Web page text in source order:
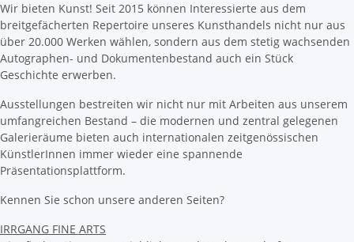
Wir bieten Kunst! Seit 2015 können Interessierte aus dem
breitgefächerten Repertoire unseres Kunsthandels nicht nur aus
über 20.000 Werken wählen, sondern aus dem stetig wachsenden
Autographen- und Dokumentenbestand auch ein Stück
Geschichte erwerben.
Ausstellungen bestreiten wir nicht nur mit Arbeiten aus unserem
umfangreichen Bestand – die modernen und zentral gelegenen
Galerieräume bieten auch internationalen zeitgenössischen
KünstlerInnen immer wieder eine spannende
Präsentationsplattform.
Kennen Sie schon unsere anderen Seiten?
IRRGANG FINE ARTS